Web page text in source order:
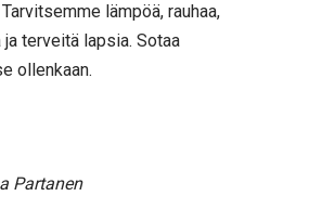
lämpöä, rauhaa,
ja terveitä lapsia. Sotaa
ollenkaan.
Partanen